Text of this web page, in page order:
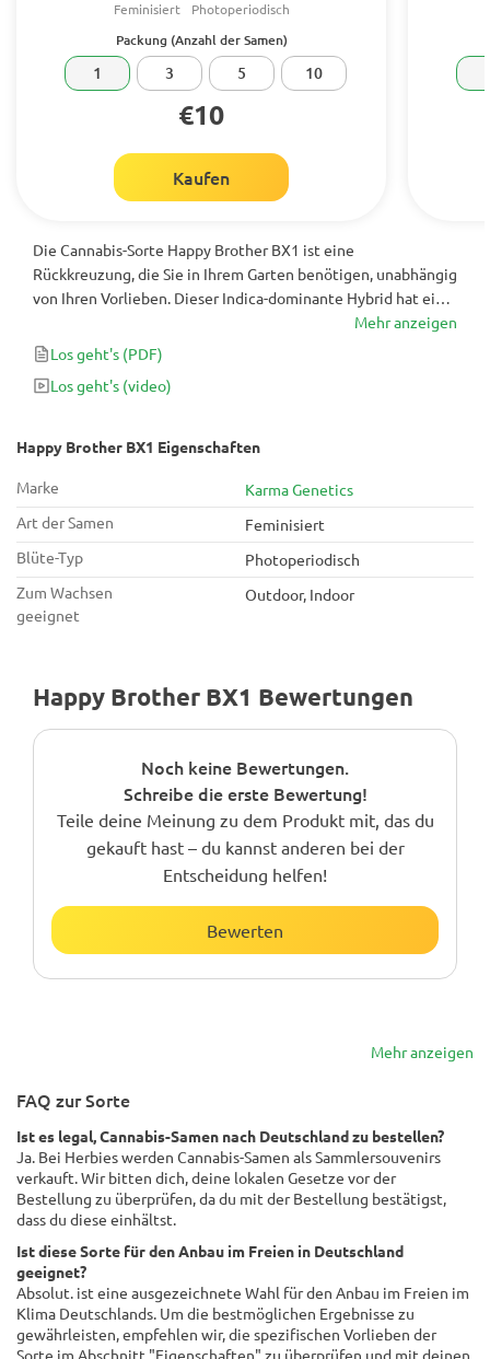
Feminisiert Photoperiodisch
Packung (Anzahl der Samen)
1 3 5 10
€10
Kaufen
Die Cannabis-Sorte Happy Brother BX1 ist eine
Rückkreuzung, die Sie in Ihrem Garten benötigen, unabhängig
von Ihren Vorlieben. Dieser Indica-dominante Hybrid hat eine
starke Geschichte hinter sich und trägt somit zu seiner
Anziehungskraft bei. Beim IC420 Breeders Cup in Amsterdam
belegt es bereits den 3. Platz und produziert in nur 9 Wochen
immer wieder perfekte Knospen.
Mehr anzeigen
Los geht's (PDF)
Los geht's (video)
Happy Brother BX1 Eigenschaften
Marke
Karma Genetics
Art der Samen
Feminisiert
Blüte-Typ
Photoperiodisch
Zum Wachsen
geeignet
Outdoor, Indoor
Happy Brother BX1 Bewertungen
Noch keine Bewertungen.
Schreibe die erste Bewertung!
Teile deine Meinung zu dem Produkt mit, das du
gekauft hast – du kannst anderen bei der
Entscheidung helfen!
Bewerten
Mehr anzeigen
FAQ zur Sorte
Ist es legal, Cannabis-Samen nach Deutschland zu bestellen?
Ja. Bei Herbies werden Cannabis-Samen als Sammlersouvenirs
verkauft. Wir bitten dich, deine lokalen Gesetze vor der
Bestellung zu überprüfen, da du mit der Bestellung bestätigst,
dass du diese einhältst.
Ist diese Sorte für den Anbau im Freien in Deutschland
geeignet?
Absolut. ist eine ausgezeichnete Wahl für den Anbau im Freien im
Klima Deutschlands. Um die bestmöglichen Ergebnisse zu
gewährleisten, empfehlen wir, die spezifischen Vorlieben der
Sorte im Abschnitt "Eigenschaften" zu überprüfen und mit deinen